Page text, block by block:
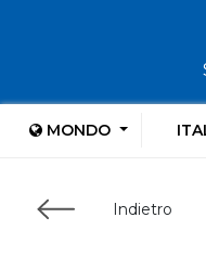
MONDO
Indietro